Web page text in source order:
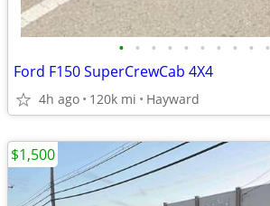
• • • • • • • • • •
Ford F150 SuperCrewCab 4X4
4h ago 120k mi Hayward
$1,500